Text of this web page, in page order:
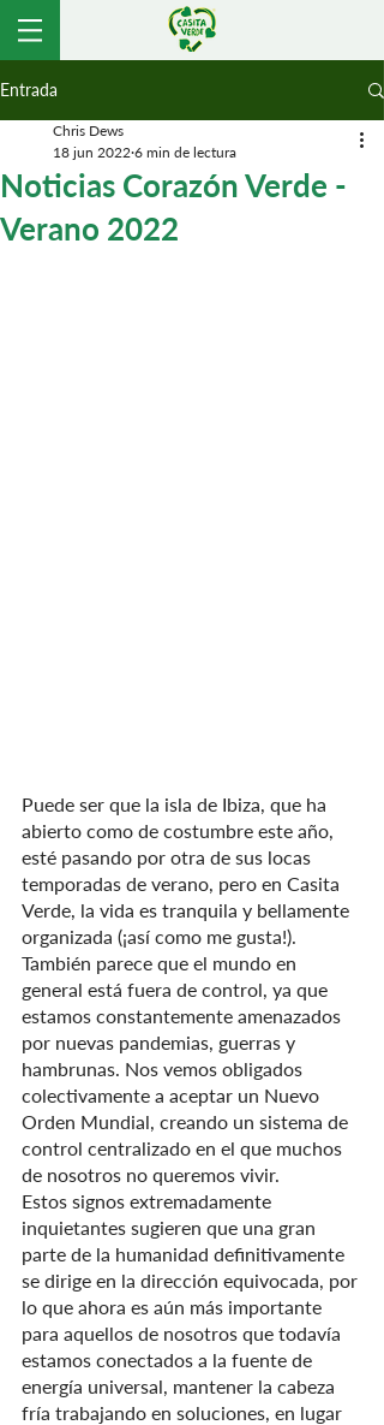
Entrada
Noticias Corazón Verde -
Verano 2022
Chris Dews
18 jun 2022 6 min de lectura
Puede ser que la isla de Ibiza, que ha
abierto como de costumbre este año,
esté pasando por otra de sus locas
temporadas de verano, pero en Casita
Verde, la vida es tranquila y bellamente
organizada (¡así como me gusta!).
También parece que el mundo en
general está fuera de control, ya que
estamos constantemente amenazados
por nuevas pandemias, guerras y
hambrunas. Nos vemos obligados
colectivamente a aceptar un Nuevo
Orden Mundial, creando un sistema de
control centralizado en el que muchos
de nosotros no queremos vivir.
Estos signos extremadamente
inquietantes sugieren que una gran
parte de la humanidad definitivamente
se dirige en la dirección equivocada, por
lo que ahora es aún más importante
para aquellos de nosotros que todavía
estamos conectados a la fuente de
energía universal, mantener la cabeza
fría trabajando en soluciones, en lugar